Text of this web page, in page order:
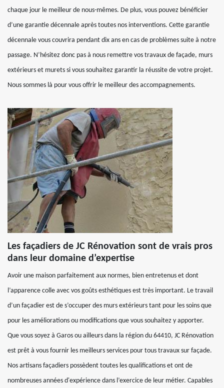
chaque jour le meilleur de nous-mêmes. De plus, vous pouvez bénéficier
d’une garantie décennale après toutes nos interventions. Cette garantie
décennale vous couvrira pendant dix ans en cas de problèmes suite à notre
passage. N’hésitez donc pas à nous remettre vos travaux de façade, murs
extérieurs et murets si vous souhaitez garantir la réussite de votre projet.
Nous sommes là pour vous offrir le meilleur des accompagnements.
Les façadiers de JC Rénovation sont de vrais pros
dans leur domaine d’expertise
Avoir une maison parfaitement aux normes, bien entretenus et dont
l’apparence colle avec vos goûts esthétiques est très important. Le travail
d’un façadier est de s’occuper des murs extérieurs tant pour les soins que
pour les améliorations ou modifications que vous souhaitez y apporter.
Que vous soyez à Garos ou ailleurs dans la région du 64410, JC Rénovation
est prêt à vous fournir les meilleurs services pour tous travaux sur façade.
Nos artisans façadiers possèdent toutes les qualifications et ont de
nombreuses années d'expérience dans l’exercice de leur métier. Capables